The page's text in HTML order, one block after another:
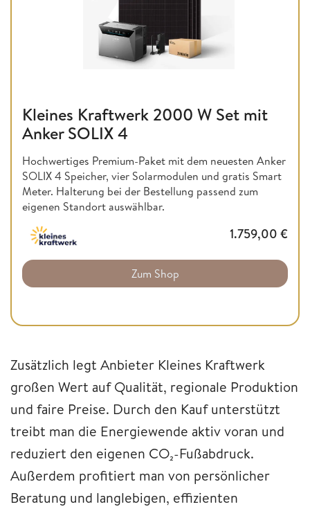
Kleines Kraftwerk 2000 W Set mit
Anker SOLIX 4
Hochwertiges Premium-Paket mit dem neuesten Anker
SOLIX 4 Speicher, vier Solarmodulen und gratis Smart
Meter. Halterung bei der Bestellung passend zum
eigenen Standort auswählbar.
1.759,00 €
Zum Shop
Zusätzlich legt Anbieter Kleines Kraftwerk
großen Wert auf Qualität, regionale Produktion
und faire Preise. Durch den Kauf unterstützt
treibt man die Energiewende aktiv voran und
reduziert den eigenen CO₂-Fußabdruck.
Außerdem profitiert man von persönlicher
Beratung und langlebigen, effizienten